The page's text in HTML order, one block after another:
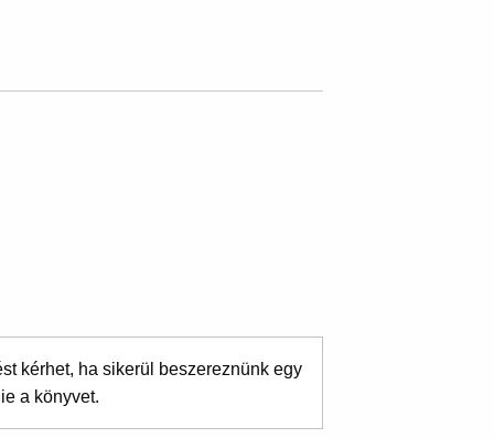
kérhet, ha sikerül beszereznünk egy
a könyvet.